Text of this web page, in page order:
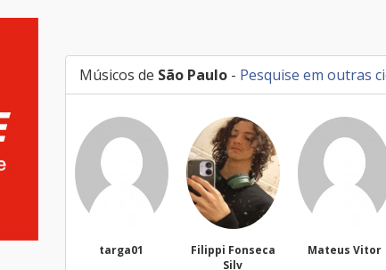
Músicos de São Paulo - Pesquise em outras
Filippi Fonseca
Mateus Vitor Anailuj Avlis